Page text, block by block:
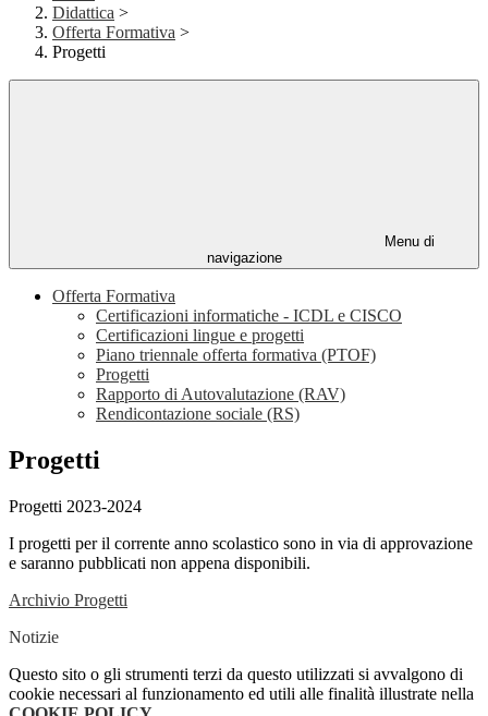
Didattica >
Offerta Formativa >
Progetti
Menu di
navigazione
Offerta Formativa
Certificazioni informatiche - ICDL e CISCO
Certificazioni lingue e progetti
Piano triennale offerta formativa (PTOF)
Progetti
Rapporto di Autovalutazione (RAV)
Rendicontazione sociale (RS)
Progetti
Progetti 2023-2024
I progetti per il corrente anno scolastico sono in via di approvazione
e saranno pubblicati non appena disponibili.
Archivio Progetti
Notizie
Questo sito o gli strumenti terzi da questo utilizzati si avvalgono di
cookie necessari al funzionamento ed utili alle finalità illustrate nella